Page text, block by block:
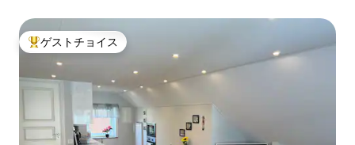
大好評のゲストチョイスです。
ゲストチョイス